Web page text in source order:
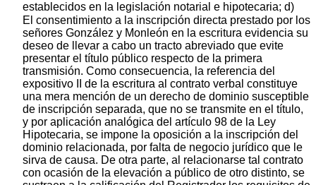
establecidos en la legislación notarial e hipotecaria; d)
El consentimiento a la inscripción directa prestado por los
señores González y Monleón en la escritura evidencia su
deseo de llevar a cabo un tracto abreviado que evite
presentar el título público respecto de la primera
transmisión. Como consecuencia, la referencia del
expositivo II de la escritura al contrato verbal constituye
una mera mención de un derecho de dominio susceptible
de inscripción separada, que no se transmite en el título,
y por aplicación analógica del artículo 98 de la Ley
Hipotecaria, se impone la oposición a la inscripción del
dominio relacionada, por falta de negocio jurídico que le
sirva de causa. De otra parte, al relacionarse tal contrato
con ocasión de la elevación a público de otro distinto, se